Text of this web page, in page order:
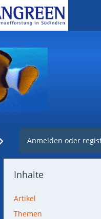
WeblinksAnmelden oder
Inhalte
Artikel
Themen